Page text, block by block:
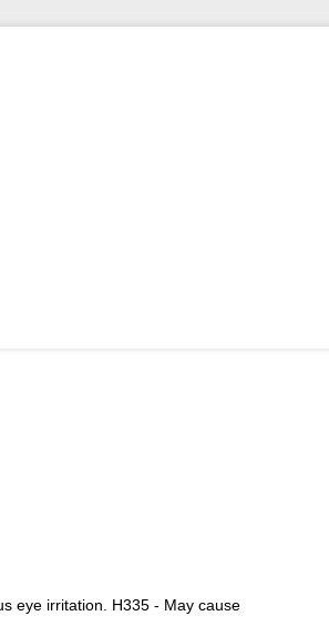
eye irritation. H335 - May cause